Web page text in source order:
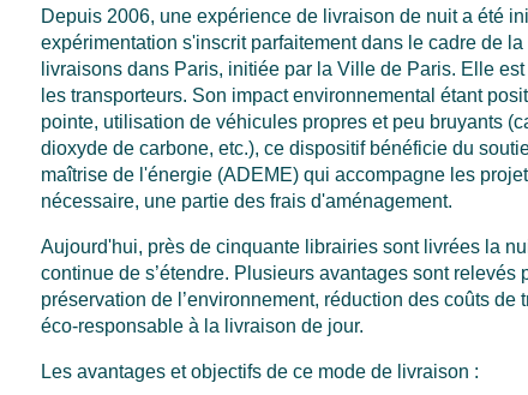
Depuis 2006, une expérience de livraison de nuit a été
expérimentation s'inscrit parfaitement dans le cadre de
livraisons dans Paris, initiée par la Ville de Paris. Elle
les transporteurs. Son impact environnemental étant
pointe, utilisation de véhicules propres et peu bruyants
dioxyde de carbone, etc.), ce dispositif bénéficie du
maîtrise de l'énergie (ADEME) qui accompagne les
nécessaire, une partie des frais d'aménagement.
Aujourd'hui, près de cinquante librairies sont livrées la
continue de s’étendre. Plusieurs avantages sont relevés
préservation de l’environnement, réduction des coûts
éco-responsable à la livraison de jour.
Les avantages et objectifs de ce mode de livraison :